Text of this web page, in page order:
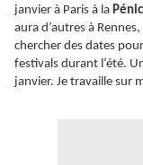
janvier à Paris à la
aura d’autres à
chercher des dates
festivals durant l’été.
janvier. Je travaille sur